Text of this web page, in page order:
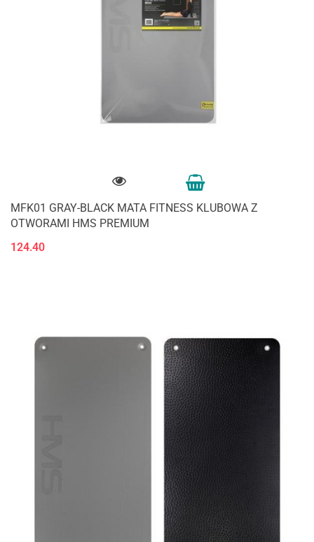
MFK01 GRAY-BLACK MATA FITNESS KLUBOWA Z
OTWORAMI HMS PREMIUM
124.40